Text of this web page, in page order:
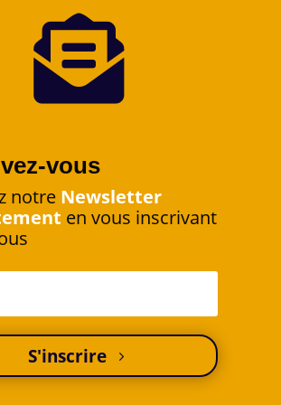

vous
notre Newsletter
en vous inscrivant
S'inscrire